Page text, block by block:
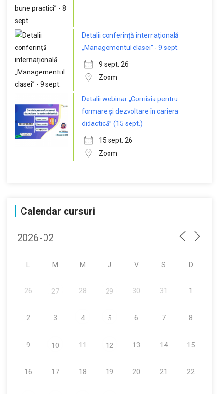
Detalii conferință internațională
„Managementul clasei” - 9 sept.
9 sept. 26
Zoom
Detalii webinar „Comisia pentru
formare și dezvoltare în cariera
didactică” (15 sept.)
15 sept. 26
Zoom
Calendar cursuri
M M J V S D
26 27 28 29 30 31 1
2 3 4 5 6 7 8
9 10 11 12 13 14 15
16 17 18 19 20 21 22